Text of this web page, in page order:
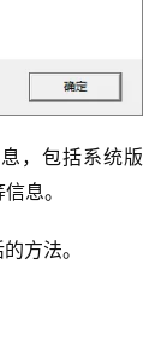
，包括系统版
息。
方法。